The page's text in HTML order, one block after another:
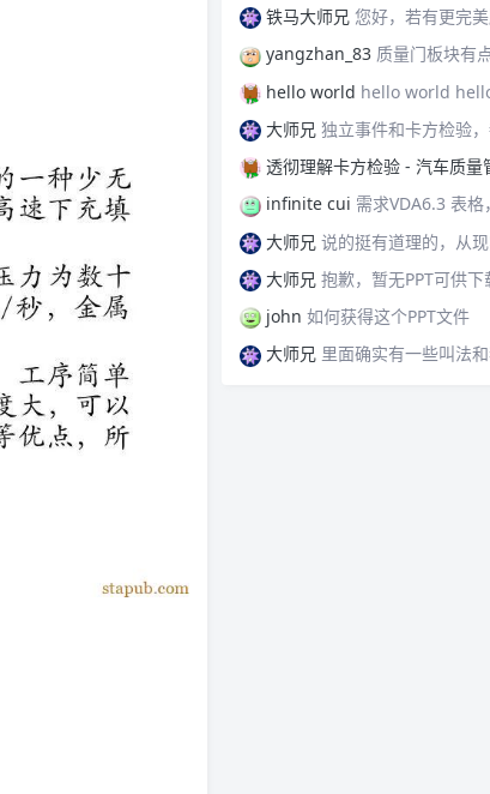
铁马大师兄 您好，若有更完
yangzhan_83 质量门板块有点乱
hello world hello world
大师兄 独立事件和卡方检验，都是非常重要
透彻理解卡方检验 - 汽车质量
infinite cui 需求VDA6.3 表格
大师兄 说的挺有道理的，从现实看到的大部分情况，做技术的人都比较直，对技术的一丝不苟，容易在遇到需要展现管理能力的时候，
大师兄 抱歉，暂无PPT可供下
john 如何获得这个PPT文件
大师兄 里面确实有一些叫法